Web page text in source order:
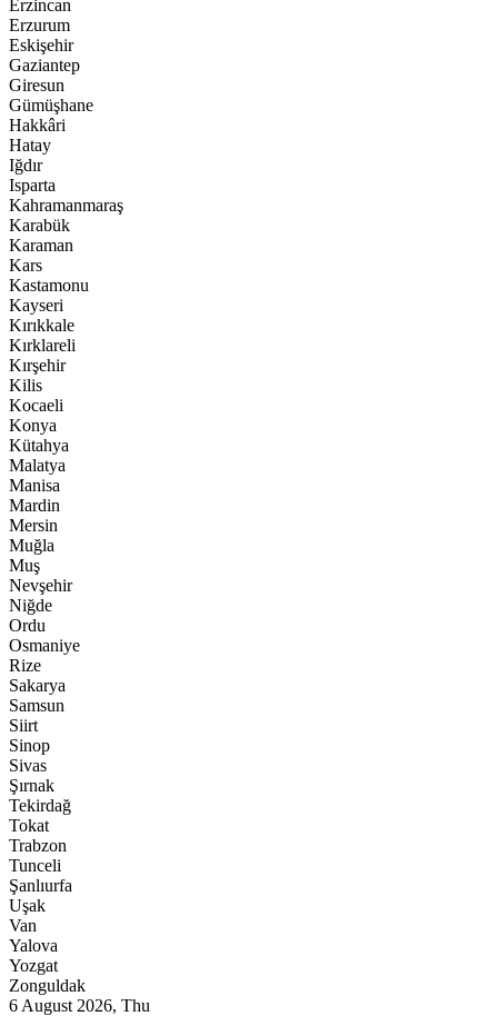
Erzincan
Erzurum
Eskişehir
Gaziantep
Giresun
Gümüşhane
Hakkâri
Hatay
Iğdır
Isparta
Kahramanmaraş
Karabük
Karaman
Kars
Kastamonu
Kayseri
Kırıkkale
Kırklareli
Kırşehir
Kilis
Kocaeli
Konya
Kütahya
Malatya
Manisa
Mardin
Mersin
Muğla
Muş
Nevşehir
Niğde
Ordu
Osmaniye
Rize
Sakarya
Samsun
Siirt
Sinop
Sivas
Şırnak
Tekirdağ
Tokat
Trabzon
Tunceli
Şanlıurfa
Uşak
Van
Yalova
Yozgat
Zonguldak
6 August 2026, Thu